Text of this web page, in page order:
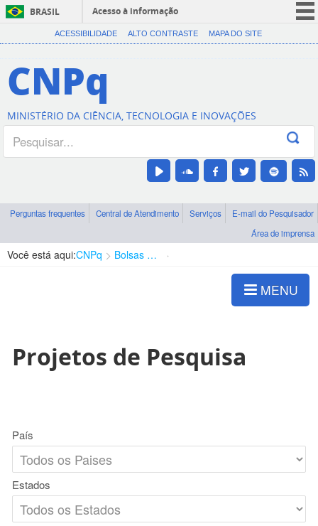
BRASIL
Acesso à informação
CORONAVÍRUS (COVID-19)
Canais
ACESSIBILIDADE ALTO CONTRASTE MAPA DO SITE
CNPq
MINISTÉRIO DA CIÊNCIA, TECNOLOGIA E INOVAÇÕES
Perguntas frequentes Central de Atendimento Serviços
E-mail do Pesquisador
Área de imprensa
Você está aqui:CNPq Bolsas e Auxílios Vigentes
MENU
Projetos de Pesquisa
País
Estados